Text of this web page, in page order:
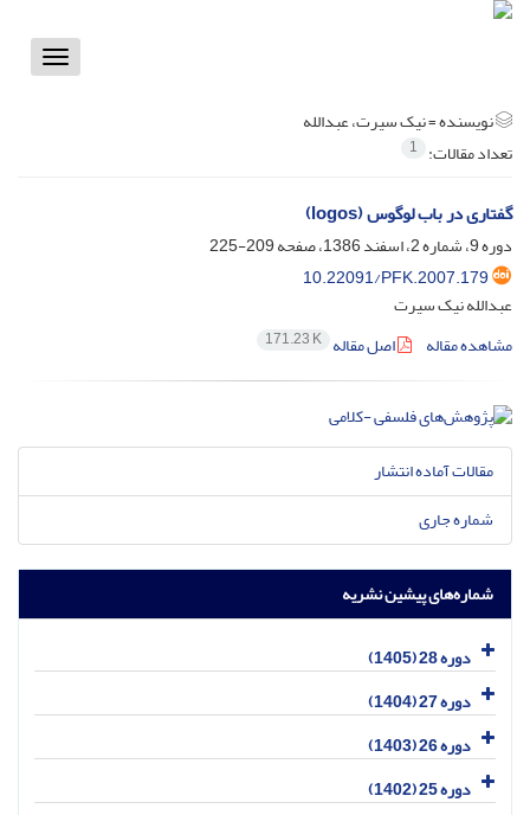
Toggle
نویسنده =نیک سیرت، عبدالله
تعداد مقالات: 1
گفتاری در باب لوگوس (logos)
دوره 9، شماره 2، اسفند 1386، صفحه
209-225
10.22091/PFK.2007.179
عبدالله نیک سیرت
مشاهده مقاله
اصل مقاله 171.23 K
مقالات آماده انتشار
شماره جاری
شماره‌های پیشین نشریه
دوره 28 (1405)
دوره 27 (1404)
دوره 26 (1403)
دوره 25 (1402)